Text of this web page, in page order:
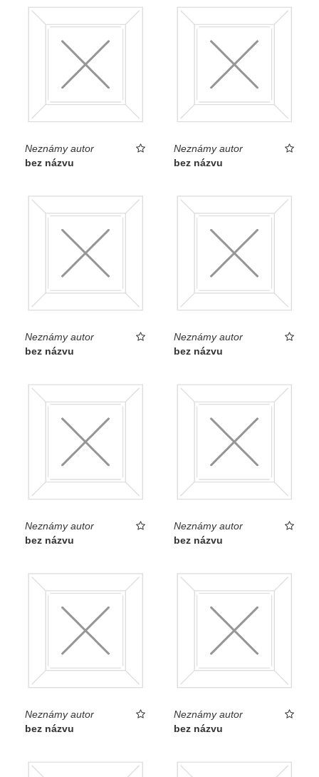
Neznámy autor
bez názvu
Neznámy autor
bez názvu
Neznámy autor
bez názvu
Neznámy autor
bez názvu
Neznámy autor
bez názvu
Neznámy autor
bez názvu
Neznámy autor
bez názvu
Neznámy autor
bez názvu